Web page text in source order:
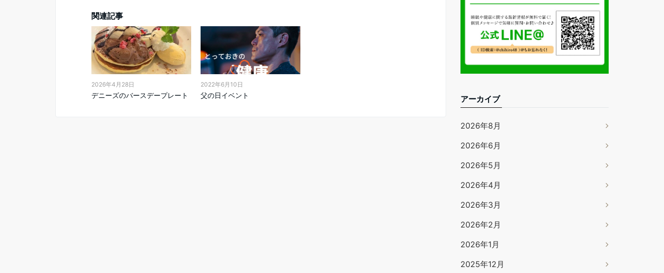
関連記事
2026年4月28日
デニーズのバースデープレート
2022年6月10日
父の日イベント アーカイブ
2026年8月
2026年6月
2026年5月
2026年4月
2026年3月
2026年2月
2026年1月
2025年12月